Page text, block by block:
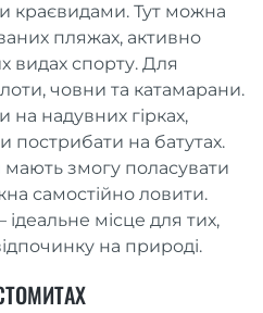
краєвидами. Тут можна
пляжах, активно
видах спорту. Для
човни та катамарани.
на надувних гірках,
пострибати на батутах.
змогу поласувати
самостійно ловити.
місце для тих,
на природі.